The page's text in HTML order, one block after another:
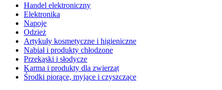
Handel elektroniczny
Elektronika
Napoje
Odzież
Artykuły kosmetyczne i higieniczne
Nabiał i produkty chłodzone
Przekąski i słodycze
Karma i produkty dla zwierząt
Środki piorące, myjące i czyszczące